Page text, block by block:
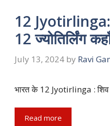
12 Jyotirlinga:
12 ज्योतिर्लिंग
July 13, 2024 by Ravi
भारत के 12 Jyotirlinga : शिव
Read more